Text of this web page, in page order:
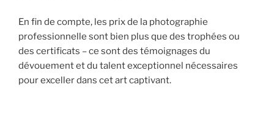
En fin de compte, les prix de la photographie
professionnelle sont bien plus que des trophées ou
des certificats – ce sont des témoignages du
dévouement et du talent exceptionnel nécessaires
pour exceller dans cet art captivant.